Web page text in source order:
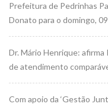
Prefeitura de Pedrinhas
Donato para o domingo,
Dr. Mário Henrique:
de atendimento
Com apoio da ‘Gestão